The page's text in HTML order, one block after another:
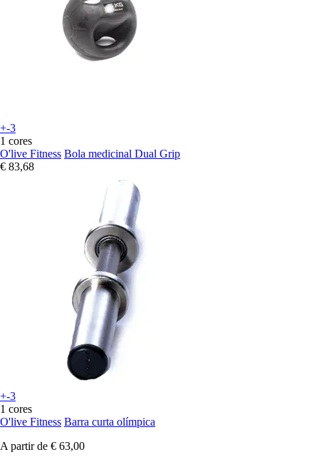
+-3
1 cores
O'live Fitness Bola medicinal Dual Grip
€ 83,68
+-3
1 cores
O'live Fitness Barra curta olímpica
A partir de € 63,00